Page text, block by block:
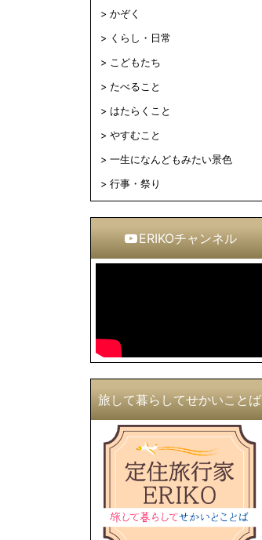
かぞく
くらし・日常
こどもたち
たべること
はたらくこと
やすむこと
一生になんどもみたい景色
行事・祭り
ERIKOチャンネル
旅して暮らしてせかいことば